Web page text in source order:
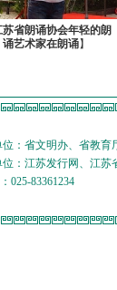
苏省朗诵协会年轻的朗
诵艺术家在朗诵】
位：省文明办、省教
位：江苏发行网、江
025-83361234